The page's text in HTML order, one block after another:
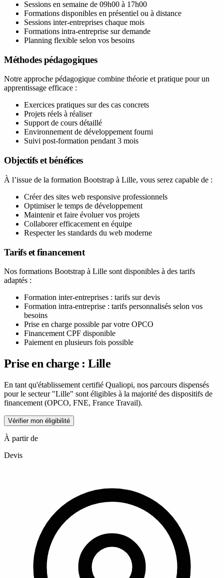
Sessions en semaine de 09h00 à 17h00
Formations disponibles en présentiel ou à distance
Sessions inter-entreprises chaque mois
Formations intra-entreprise sur demande
Planning flexible selon vos besoins
Méthodes pédagogiques
Notre approche pédagogique combine théorie et pratique pour un
apprentissage efficace :
Exercices pratiques sur des cas concrets
Projets réels à réaliser
Support de cours détaillé
Environnement de développement fourni
Suivi post-formation pendant 3 mois
Objectifs et bénéfices
À l’issue de la formation Bootstrap à Lille, vous serez capable de :
Créer des sites web responsive professionnels
Optimiser le temps de développement
Maintenir et faire évoluer vos projets
Collaborer efficacement en équipe
Respecter les standards du web moderne
Tarifs et financement
Nos formations Bootstrap à Lille sont disponibles à des tarifs
adaptés :
Formation inter-entreprises : tarifs sur devis
Formation intra-entreprise : tarifs personnalisés selon vos
besoins
Prise en charge possible par votre OPCO
Financement CPF disponible
Paiement en plusieurs fois possible
Prise en charge : Lille
En tant qu'établissement certifié Qualiopi, nos parcours dispensés
pour le secteur "Lille" sont éligibles à la majorité des dispositifs de
financement (OPCO, FNE, France Travail).
Vérifier mon éligibilité
À partir de
Devis